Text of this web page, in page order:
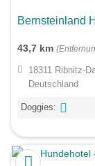
Bernsteinland
43,7 km
18311 Ribnitz-
Deutschland
Doggies: